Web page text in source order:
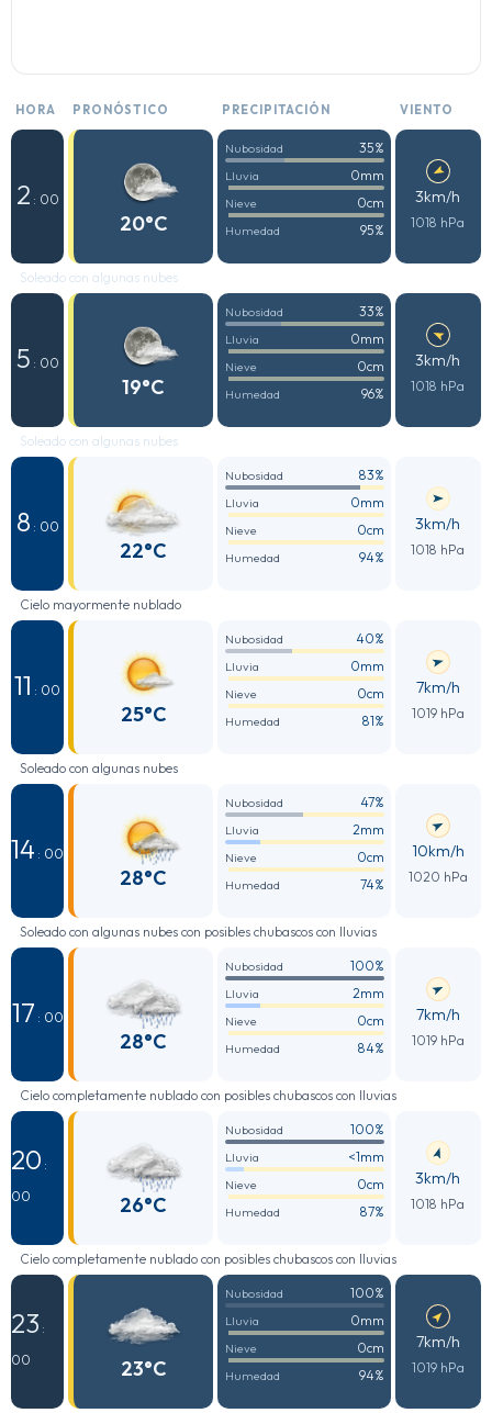
HORA PRONÓSTICO PRECIPITACIÓN VIENTO
2 : 00
20°C
Nubosidad 35%
Lluvia 0mm
Nieve 0cm
Humedad 95%
3km/h
1018 hPa
Soleado con algunas nubes
5 : 00
19°C
Nubosidad 33%
Lluvia 0mm
Nieve 0cm
Humedad 96%
3km/h
1018 hPa
Soleado con algunas nubes
8 : 00
22°C
Nubosidad 83%
Lluvia 0mm
Nieve 0cm
Humedad 94%
3km/h
1018 hPa
Cielo mayormente nublado
11 : 00
25°C
Nubosidad 40%
Lluvia 0mm
Nieve 0cm
Humedad 81%
7km/h
1019 hPa
Soleado con algunas nubes
14 : 00
28°C
Nubosidad 47%
Lluvia 2mm
Nieve 0cm
Humedad 74%
10km/h
1020 hPa
Soleado con algunas nubes con posibles chubascos con lluvias
17 : 00
28°C
Nubosidad 100%
Lluvia 2mm
Nieve 0cm
Humedad 84%
7km/h
1019 hPa
Cielo completamente nublado con posibles chubascos con lluvias
20 :
00
26°C
Nubosidad 100%
Lluvia <1mm
Nieve 0cm
Humedad 87%
3km/h
1018 hPa
Cielo completamente nublado con posibles chubascos con lluvias
23 :
00
23°C
Nubosidad 100%
Lluvia 0mm
Nieve 0cm
Humedad 94%
7km/h
1019 hPa